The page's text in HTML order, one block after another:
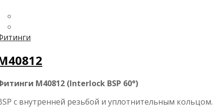
M40812 (Interlock BSP 60°)
с внутренней резьбой и уплотнительным кольцом.